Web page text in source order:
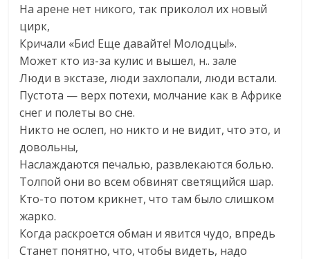
На арене нет никого, так приколол их новый
цирк,
Кричали «Бис! Еще давайте! Молодцы!».
Может кто из-за кулис и вышел, н.. зале
Люди в экстазе, люди захлопали, люди встали.
Пустота — верх потехи, молчание как в Африке
снег и полеты во сне.
Никто не ослеп, но никто и не видит, что это, и
довольны,
Наслаждаются печалью, развлекаются болью.
Толпой они во всем обвинят светящийся шар.
Кто-то потом крикнет, что там было слишком
жарко.
Когда раскроется обман и явится чудо, впредь
Станет понятно, что, чтобы видеть, надо